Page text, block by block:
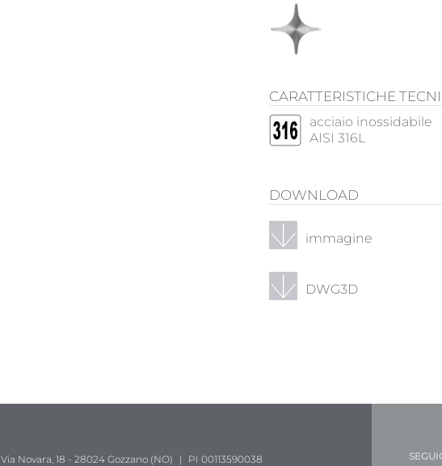
CARATTERISTICHE
acciaio inossidabile
AISI 316L
DOWNLOAD
immagine
DWG3D
Via Novara, 18 - 28024 Gozzano (NO) | PI 00113590038